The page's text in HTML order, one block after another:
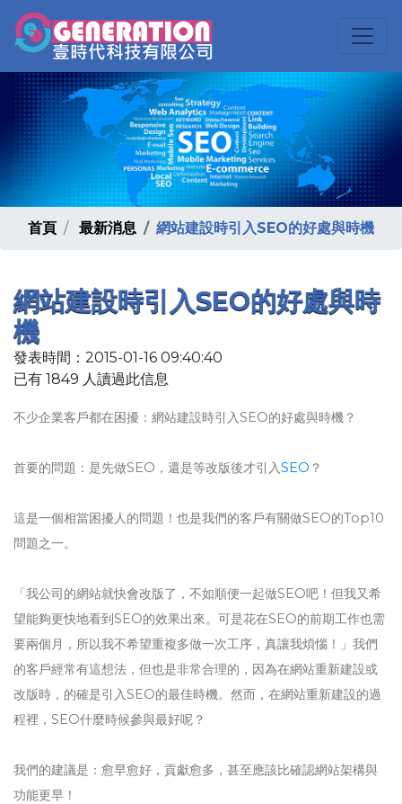
首頁 最新消息 網站建設時引入SEO的好處與時機
網站建設時引入SEO的好處與時
機
發表時間：2015-01-16 09:40:40
已有 1849 人讀過此信息
不少企業客戶都在困擾：網站建設時引入SEO的好處與時機？
首要的問題：是先做SEO，還是等改版後才引入SEO ？
這是一個相當困擾人的問題！也是我們的客戶有關做SEO的Top10
問題之一。
「我公司的網站就快會改版了，不如順便一起做SEO吧！但我又希
望能夠更快地看到SEO的效果出來。可是花在SEO的前期工作也需
要兩個月，所以我不希望重複多做一次工序，真讓我煩惱！」我們
的客戶經常有這想法，但也是非常合理的，因為在網站重新建設或
改版時，的確是引入SEO的最佳時機。然而，在網站重新建設的過
程裡，SEO什麼時候參與最好呢？
我們的建議是：愈早愈好，貢獻愈多，甚至應該比確認網站架構與
功能更早！